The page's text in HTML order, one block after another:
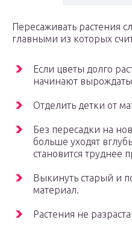
Пересаживать растения
главными из которых
Если цветы долго
начинают
Отделить детки от
Без пересадки на
больше уходят
становится труднее
Выкинуть старый и
материал.
Растения не